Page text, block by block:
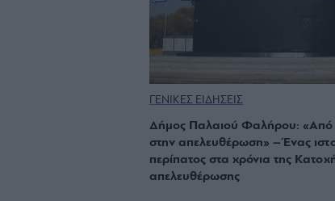
ΓΕΝΙΚΕΣ ΕΙΔΗΣΕΙΣ
Δήμος Παλαιού Φαλήρου: «Από
στην απελευθέρωση» – Ένας
περίπατος στα χρόνια της
απελευθέρωσης